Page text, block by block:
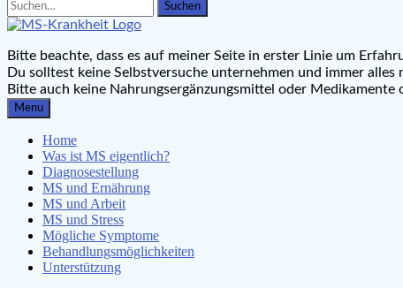
for:
Search
MS-Krankheit.de
Leben mit Multipler Sklerose
Bitte beachte, dass es auf meiner Seite in erster Linie um
Du solltest keine Selbstversuche unternehmen und immer alles
Bitte auch keine Nahrungsergänzungsmittel oder Medikamente
Menu
Home
Was ist MS eigentlich?
Diagnosestellung
MS und Ernährung
MS und Arbeit
MS und Stress
Mögliche Symptome
Behandlungsmöglichkeiten
Unterstützung